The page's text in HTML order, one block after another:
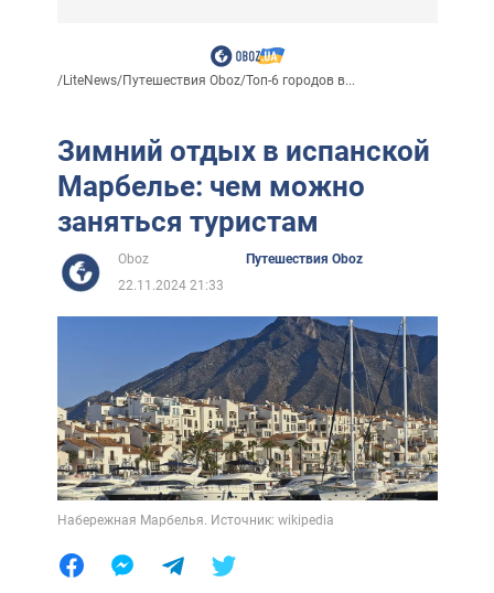
/LiteNews/Путешествия Oboz/Топ-6 городов в...
Зимний отдых в испанской
Марбелье: чем можно
заняться туристам
Oboz
Путешествия Oboz
22.11.2024 21:33
Набережная Марбелья. Источник: wikipedia